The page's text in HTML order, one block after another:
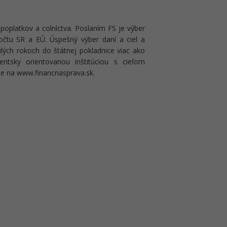
a colníctva. Poslaním FS je výber
SR a EÚ. Úspešný výber daní a ciel a
rokoch do štátnej pokladnice viac ako
orientovanou inštitúciou s cieľom
na www.financnasprava.sk.